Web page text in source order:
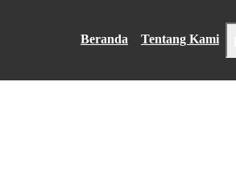
Beranda Tentang Kami